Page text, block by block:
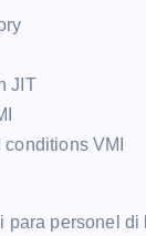
JIT
VMI
para personel